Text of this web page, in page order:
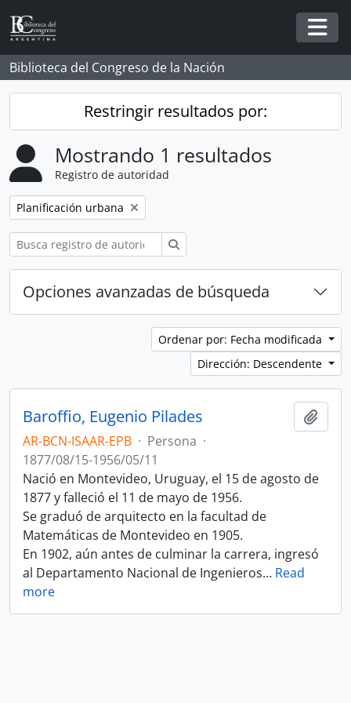
Skip to main content
Biblioteca del Congreso de la Nación
Restringir resultados por:
Mostrando 1 resultados
Registro de autoridad
Remove filter:
Planificación urbana
Opciones avanzadas de búsqueda
Ordenar por: Fecha modificada
Dirección: Descendente
Baroffio, Eugenio Pilades
AR-BCN-ISAAR-EPB · Persona ·
1877/08/15-1956/05/11
Nació en Montevideo, Uruguay, el 15 de agosto de
1877 y falleció el 11 de mayo de 1956.
Se graduó de arquitecto en la facultad de
Matemáticas de Montevideo en 1905.
En 1902, aún antes de culminar la carrera, ingresó
al Departamento Nacional de Ingenieros… Read
more